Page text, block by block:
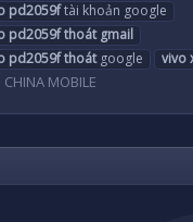
pd2059ftài khoản google
pd2059fthoát gmail
pd2059fthoátgoogle vivo
CHINA MOBILE